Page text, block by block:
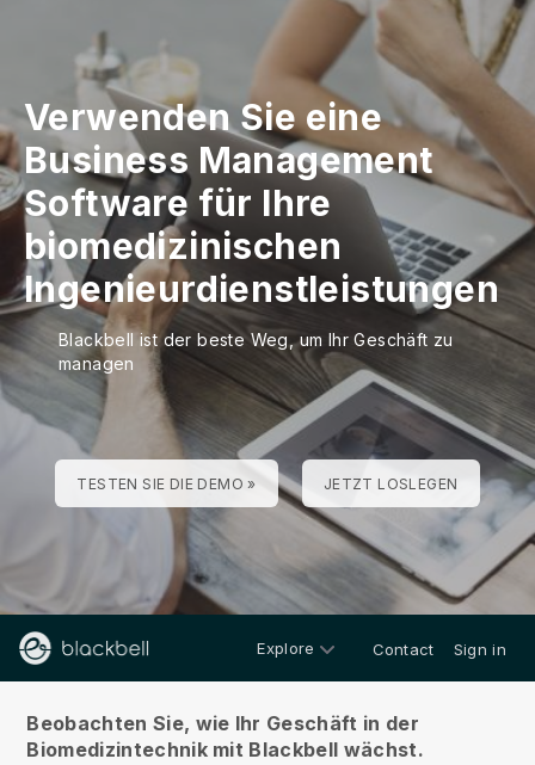
Verwenden Sie eine
Business Management
Software für Ihre
biomedizinischen
Ingenieurdienstleistungen
Blackbell ist der beste Weg, um Ihr Geschäft zu
managen
TESTEN SIE DIE DEMO » JETZT LOSLEGEN
Explore Contact Sign in
Beobachten Sie, wie Ihr Geschäft in der
Biomedizintechnik mit Blackbell wächst.